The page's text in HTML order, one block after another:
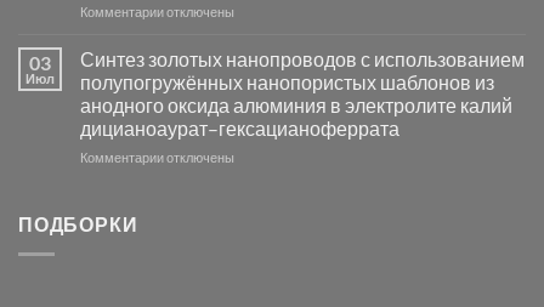
Серебра-
в
видимом
свете
с
помощью
модификации
Комментариик
серебра
с
электродов
серебра
и
отключены
03
Июл
Синтез золотых нанопроводов с использованием
полупогружённых нанопористых шаблонов из
анодного оксида алюминия в электролите калий
дицианоаурат–гексацианоферрата
Комментариикотключены
ПОДБОРКИ